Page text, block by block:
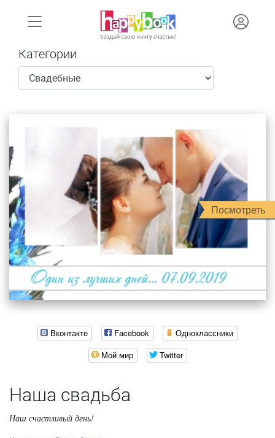
Категории
Посмотреть
Вконтакте Facebook
Одноклассники
Мой мир
Twitter
Наша свадьба
Наш счастливый день!